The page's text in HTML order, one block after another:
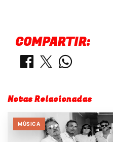
COMPARTIR:
Notas Relacionadas
MÙSICA